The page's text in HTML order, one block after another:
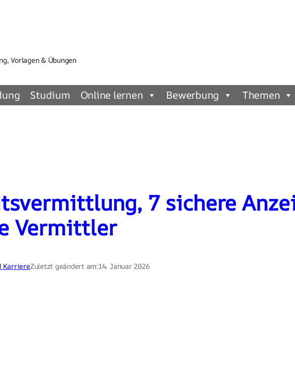
Vorlagen & Übungen
Studium Online lernen Bewerbung Themen
7 sichere
Vermittler
KarriereZuletzt geändert am:14. Januar 2026